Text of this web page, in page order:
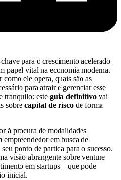
para o crescimento acelerado
papel vital na economia moderna.
como ele opera, quais são as
para atrair e gerenciar esse
tranquilo: este guia definitivo vai
sobre capital de risco de forma
à procura de modalidades
empreendedor em busca de
ponto de partida para o sucesso.
visão abrangente sobre venture
em startups – que pode
inicial.